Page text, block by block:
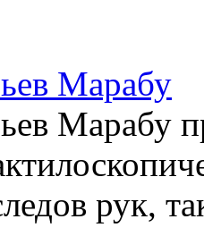
Марабу
Марабу
рук,